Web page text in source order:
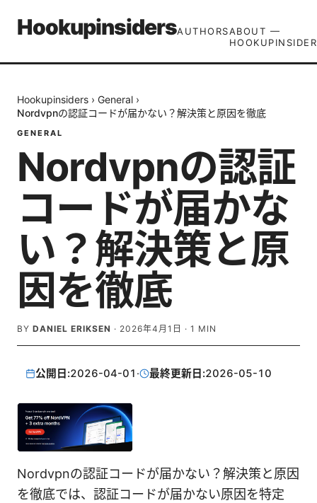
HookupinsidersAUTHORSABOUT —
Hookupinsiders › General ›
Nordvpnの認証コードが届かない？解決策と原因を徹底
GENERAL
Nordvpnの認証
コードが届かな
い？解決策と原
因を徹底
BY DANIEL ERIKSEN · 2026年4月1日 · 1 MIN
公開日:2026-04-01 · 最終更新日:2026-05-10
Nordvpnの認証コードが届かない？解決策と原因
を徹底では、認証コードが届かない原因を特定